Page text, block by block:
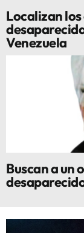
Localizan
Venezuela
Buscan a un